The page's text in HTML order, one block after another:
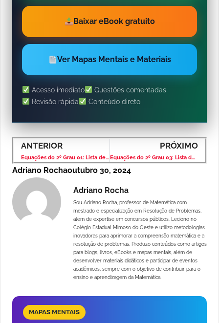
Baixar eBook gratuito
Ver Mapas Mentais e Materiais
Acesso imediato
Questões comentadas
Revisão rápida
Conteúdo direto
ANTERIOR
Equações do 2º Grau 01: Lista de Exercício com Solução
PRÓXIMO
Equações do 2º Grau 03: Lista de Exercício com Solução
Adriano Rochaoutubro 30, 2024
Adriano Rocha
Sou Adriano Rocha, professor de Matemática com
mestrado e especialização em Resolução de Problemas,
além de expertise em concursos públicos. Leciono no
Colégio Estadual Mimoso do Oeste e utilizo metodologias
inovadoras para aprimorar a compreensão matemática e a
resolução de problemas. Produzo conteúdos como artigos
para blogs, livros, eBooks e mapas mentais, além de
desenvolver materiais didáticos e participar de eventos
acadêmicos, sempre com o objetivo de contribuir para o
ensino e aprendizagem da Matemática.
MAPAS MENTAIS